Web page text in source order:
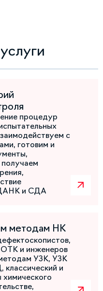
процедур
с
готовим и
и СДА
методам НК
ОТК и инженеров
УЗК, УЗК
и